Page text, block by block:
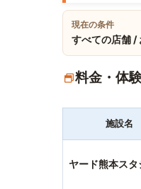
現在の条件
すべての店舗 /
料金・体
施設名
ヤード熊本スタ